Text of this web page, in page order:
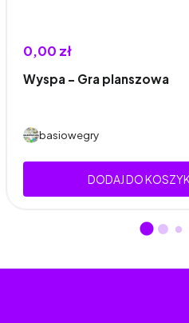
0,00 zł
Wyspa – Gra planszowa
basiowegry
DODAJ DO